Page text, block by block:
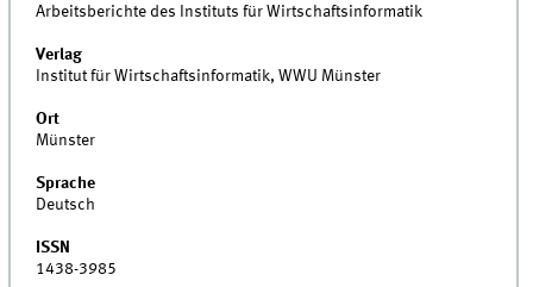
Arbeitsberichte des Instituts für Wirtschaftsinformatik
Verlag
Institut für Wirtschaftsinformatik, WWU Münster
Ort
Münster
Sprache
Deutsch
ISSN
1438-3985